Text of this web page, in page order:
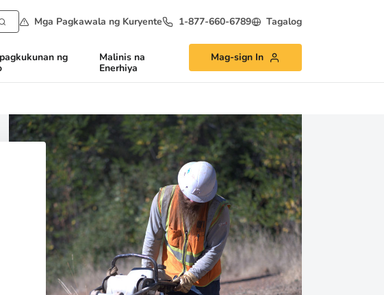
Mga Pagkawala ng Kuryente 1-877-660-6789 Tagalog
ng
Malinis na
Enerhiya
Mag-sign In